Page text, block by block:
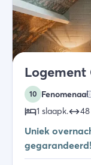
Logement
10 Fenomenaal
1 slaapk. 48
Uniek
gegarandeerd!